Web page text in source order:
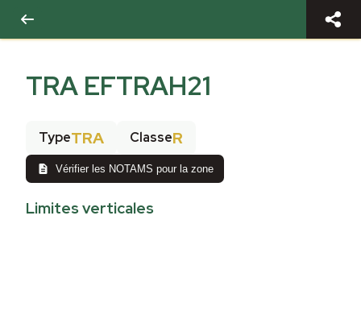
TRA EFTRAH21
TypeTRA ClasseR
Vérifier les NOTAMS pour la zone
Limites verticales